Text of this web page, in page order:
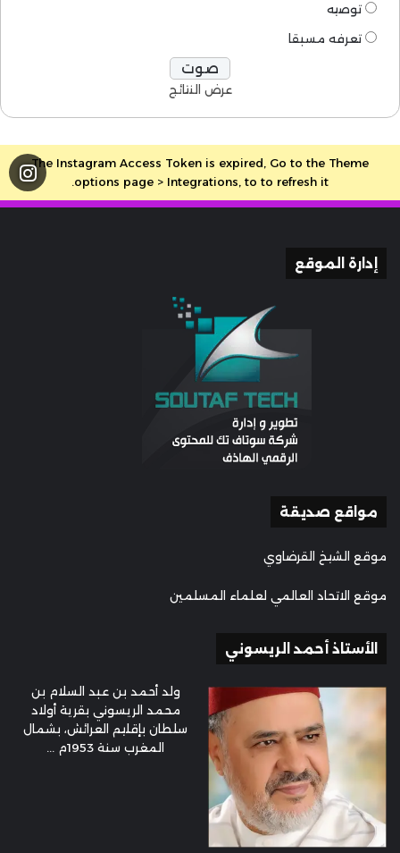
توصيه
تعرفه مسبقا
عرض النتائج
The Instagram Access Token is expired, Go to the Theme
options page > Integrations, to to refresh it.
إدارة الموقع
مواقع صديقة
موقع الشيخ القرضاوي
موقع الاتحاد العالمي لعلماء المسلمين
الأستاذ أحمد الريسوني
ولد أحمد بن عبد السلام بن
محمد الريسوني بقرية أولاد
سلطان بإقليم العرائش، بشمال
المغرب سنة 1953م ...